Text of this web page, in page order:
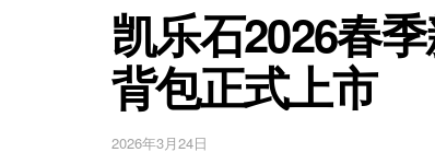
凯乐石2026春
背包正式上市
2026年3月24日